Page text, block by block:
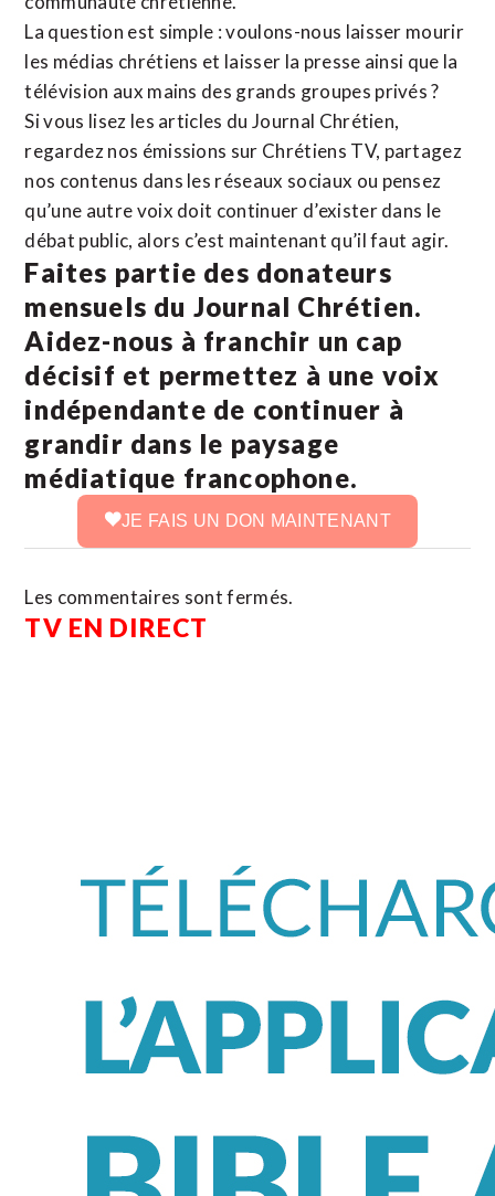
La question est simple : voulons-nous laisser mourir
les médias chrétiens et laisser la presse ainsi que la
télévision aux mains des grands groupes privés ?
Si vous lisez les articles du Journal Chrétien,
regardez nos émissions sur Chrétiens TV, partagez
nos contenus dans les réseaux sociaux ou pensez
qu’une autre voix doit continuer d’exister dans le
débat public, alors c’est maintenant qu’il faut agir.
Faites partie des donateurs
mensuels du Journal Chrétien.
Aidez-nous à franchir un cap
décisif et permettez à une voix
indépendante de continuer à
grandir dans le paysage
médiatique francophone.
JE FAIS UN DON MAINTENANT
Les commentaires sont fermés.
TV EN DIRECT